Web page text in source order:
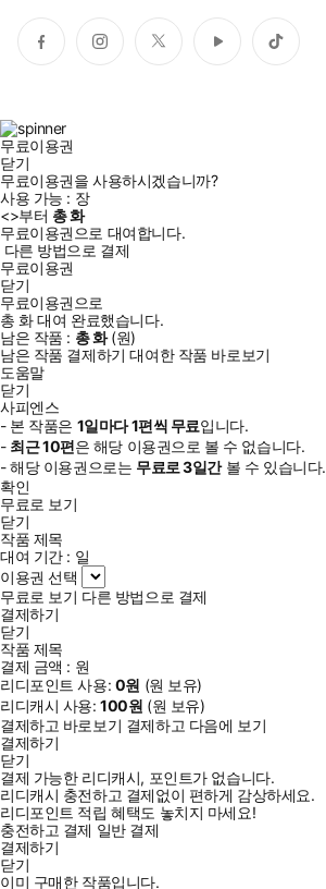
페
이
인
스
트
위
유
튜
틱
톡
무료이용권
닫기
무료이용권을 사용하시겠습니까?
사용 가능 : 장
<>부터 총화
무료이용권으로 대여합니다.
다른 방법으로 결제
무료이용권
닫기
무료이용권으로
총 화대여 완료했습니다.
남은 작품 : 총화(원)
남은 작품 결제하기 대여한 작품 바로보기
도움말
닫기
사피엔스
- 본 작품은 1일마다1편씩 무료입니다.
- 최근10편은 해당 이용권으로 볼 수 없습니다.
- 해당 이용권으로는 무료로3일간볼 수 있습니다.
확인
무료로 보기
닫기
작품 제목
대여 기간 : 일
이용권 선택
무료로 보기 다른 방법으로 결제
결제하기
닫기
작품 제목
결제 금액 : 원
리디포인트 사용: 0원 (원 보유)
리디캐시 사용:100원 (원 보유)
결제하고 바로보기 결제하고 다음에 보기
결제하기
닫기
결제 가능한 리디캐시, 포인트가 없습니다.
리디캐시 충전하고 결제없이 편하게 감상하세요.
리디포인트 적립 혜택도 놓치지 마세요!
충전하고 결제 일반 결제
결제하기
닫기
이미 구매한 작품입니다.